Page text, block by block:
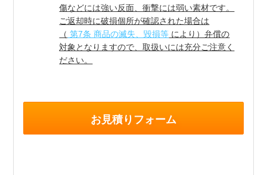
傷などには強い反面、衝撃には弱い素材です。
ご返却時に破損個所が確認された場合は
（ 第7条 商品の滅失、毀損等 により）弁償の
対象となりますので、取扱いには充分ご注意く
ださい。
お見積りフォーム